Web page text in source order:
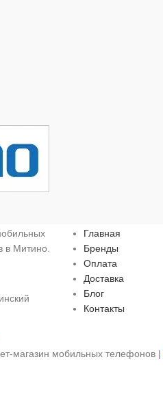
в Митино.
Главная
Бренды
Оплата
Доставка
Блог
Контакты
магазин мобильных телефонов |